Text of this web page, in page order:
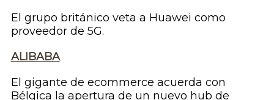
El grupo británico veta a Huawei como
proveedor de 5G.
ALIBABA
El gigante de ecommerce acuerda con
Bélgica la apertura de un nuevo hub de